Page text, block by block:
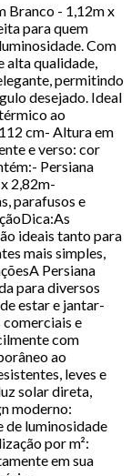
Branco - 1,12m x
para quem
Com
alta qualidade,
permitindo
desejado. Ideal
ao
cm- Altura em
e verso: cor
Persiana
2,82m-
parafusos e
ideais tanto para
mais simples,
Persiana
para diversos
estar e jantar-
e
com
ao
leves e
solar direta,
moderno:
de luminosidade
por m²:
em sua